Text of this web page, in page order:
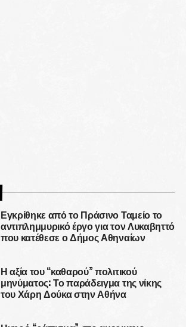
Εγκρίθηκε από το Πράσινο Ταμείο το
αντιπλημμυρικό έργο για τον Λυκαβηττό
που κατέθεσε ο Δήμος Αθηναίων
Η αξία του “καθαρού” πολιτικού
μηνύματος: Το παράδειγμα της νίκης
του Χάρη Δούκα στην Αθήνα